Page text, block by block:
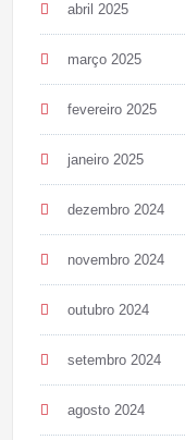
abril 2025
março 2025
fevereiro 2025
janeiro 2025
dezembro 2024
novembro 2024
outubro 2024
setembro 2024
agosto 2024